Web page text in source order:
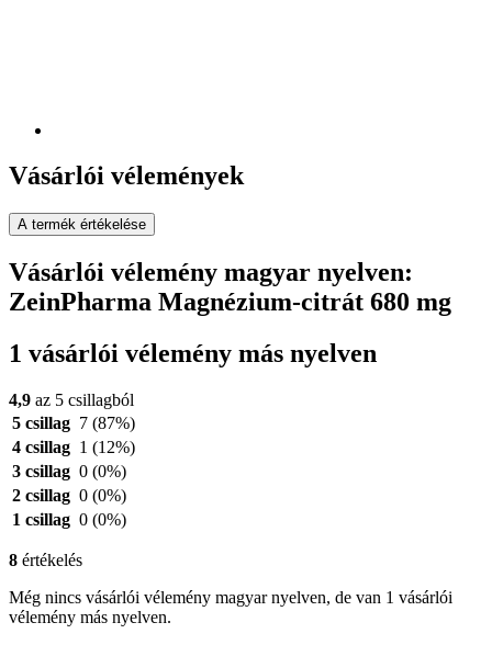
Vásárlói vélemények
A termék értékelése
Vásárlói vélemény magyar nyelven:
ZeinPharma Magnézium-citrát 680 mg
1 vásárlói vélemény más nyelven
4,9 az 5 csillagból
5 csillag 7 (87%)
4 csillag 1 (12%)
3 csillag 0 (0%)
2 csillag 0 (0%)
1 csillag 0 (0%)
8 értékelés
Még nincs vásárlói vélemény magyar nyelven, de van 1 vásárlói
vélemény más nyelven.